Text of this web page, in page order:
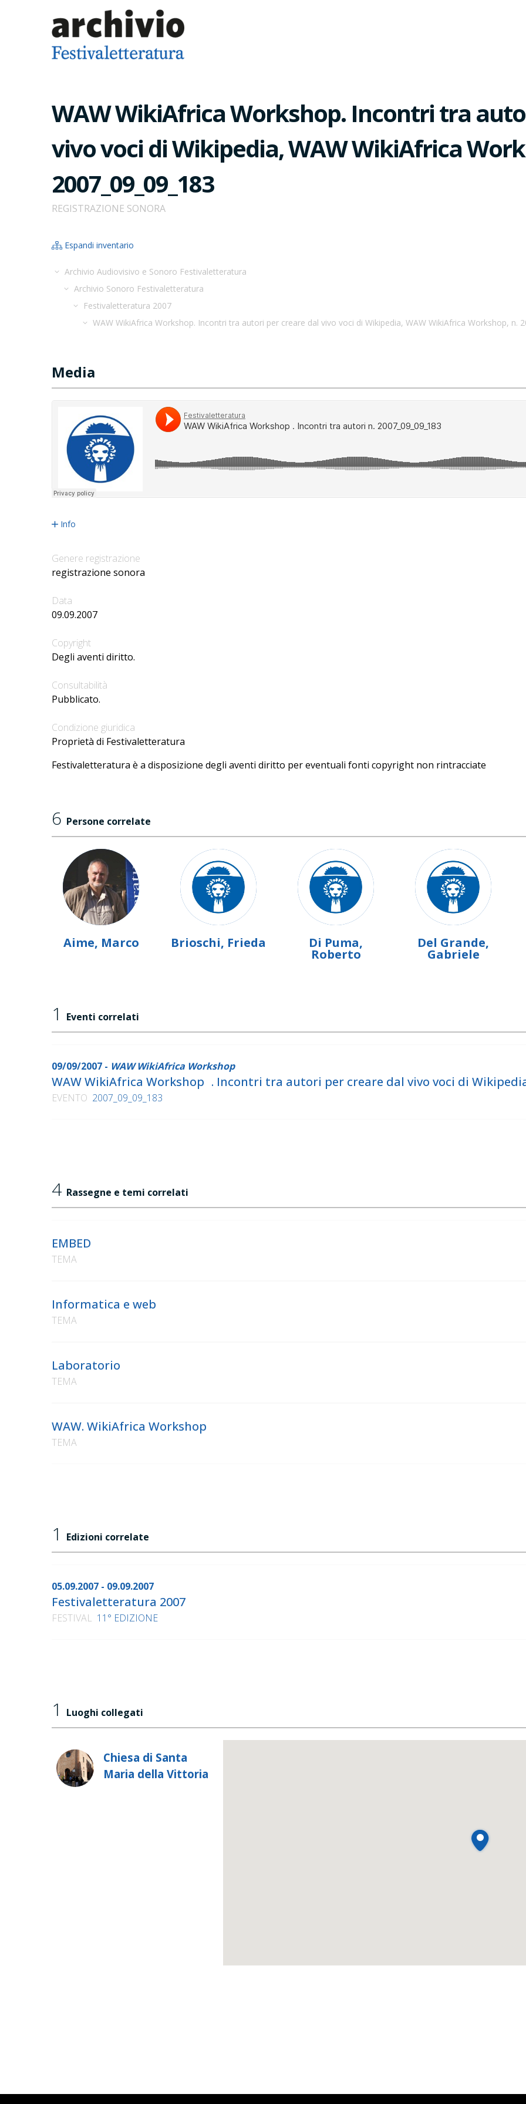
WAW WikiAfrica Workshop. Incontri tra
vivo voci di Wikipedia, WAW WikiAfrica
2007_09_09_183
REGISTRAZIONE SONORA
Espandi inventario
Archivio Audiovisivo e Sonoro Festivaletteratura
Archivio Sonoro Festivaletteratura
Festivaletteratura 2007
WAW WikiAfrica Workshop. Incontri tra autori per creare dal vivo voci di Wikipedia, WAW WikiAfrica Workshop, n.
Media
Info
Genere registrazione
registrazione sonora
Data
09.09.2007
Copyright
Degli aventi diritto.
Consultabilità
Pubblicato.
Condizione giuridica
Proprietà di Festivaletteratura
Festivaletteratura è a disposizione degli aventi diritto per eventuali fonti copyright non rintracciate
6 Persone correlate
Aime, Marco Brioschi, Frieda Di Puma,
Roberto
Del Grande,
Gabriele
1 Eventi correlati
09/09/2007 - WAW WikiAfrica Workshop
WAW WikiAfrica Workshop . Incontri tra autori per creare dal vivo voci di
EVENTO 2007_09_09_183
4 Rassegne e temi correlati
EMBED
TEMA
Informatica e web
TEMA
Laboratorio
TEMA
WAW. WikiAfrica Workshop
TEMA
1 Edizioni correlate
05.09.2007 - 09.09.2007
Festivaletteratura 2007
FESTIVAL 11° EDIZIONE
1 Luoghi collegati
Chiesa di Santa
Maria della Vittoria